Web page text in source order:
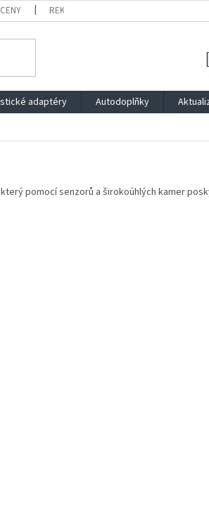
REKLAMACE A ODSTOUPENÍ OD SMLOUVY
adaptéry Autodoplňky
pomocí senzorů a širokoúhlých kamer